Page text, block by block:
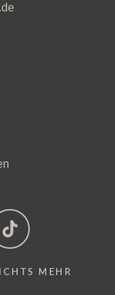
MEHR